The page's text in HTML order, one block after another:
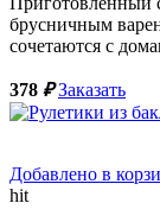
брусничным
сочетаются с
378 ₽ Заказать
Добавлено в
hit